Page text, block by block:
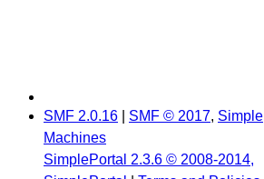
SMF 2.0.16 SMF © 2017, Simple
Machines
SimplePortal 2.3.6 © 2008-2014,